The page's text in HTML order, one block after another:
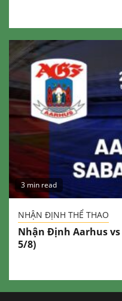
3 min read
NHẬN ĐỊNH THỂ THAO
Nhận Định Aarhus vs
5/8)